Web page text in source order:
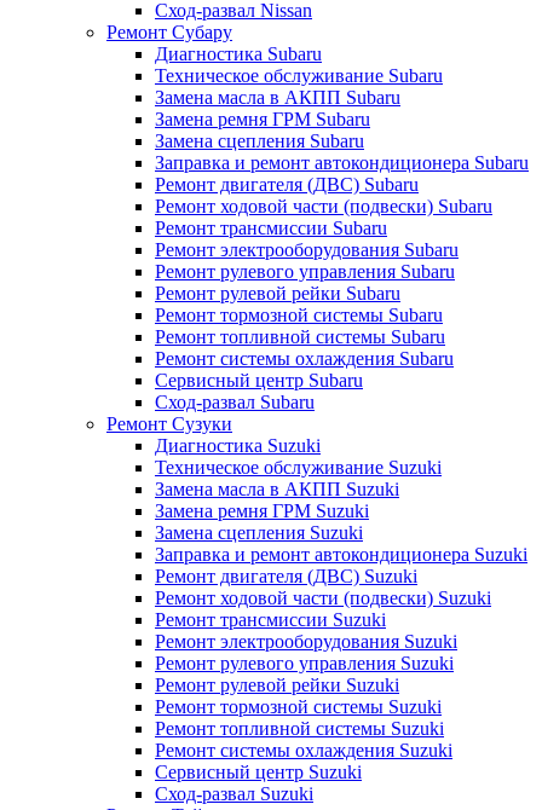
Сход-развал Nissan
Ремонт Субару
Диагностика Subaru
Техническое обслуживание Subaru
Замена масла в АКПП Subaru
Замена ремня ГРМ Subaru
Замена сцепления Subaru
Заправка и ремонт автокондиционера Subaru
Ремонт двигателя (ДВС) Subaru
Ремонт ходовой части (подвески) Subaru
Ремонт трансмиссии Subaru
Ремонт электрооборудования Subaru
Ремонт рулевого управления Subaru
Ремонт рулевой рейки Subaru
Ремонт тормозной системы Subaru
Ремонт топливной системы Subaru
Ремонт системы охлаждения Subaru
Сервисный центр Subaru
Сход-развал Subaru
Ремонт Сузуки
Диагностика Suzuki
Техническое обслуживание Suzuki
Замена масла в АКПП Suzuki
Замена ремня ГРМ Suzuki
Замена сцепления Suzuki
Заправка и ремонт автокондиционера Suzuki
Ремонт двигателя (ДВС) Suzuki
Ремонт ходовой части (подвески) Suzuki
Ремонт трансмиссии Suzuki
Ремонт электрооборудования Suzuki
Ремонт рулевого управления Suzuki
Ремонт рулевой рейки Suzuki
Ремонт тормозной системы Suzuki
Ремонт топливной системы Suzuki
Ремонт системы охлаждения Suzuki
Сервисный центр Suzuki
Сход-развал Suzuki